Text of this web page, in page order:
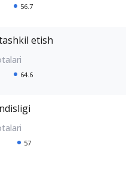
56.7
etish
64.6
57